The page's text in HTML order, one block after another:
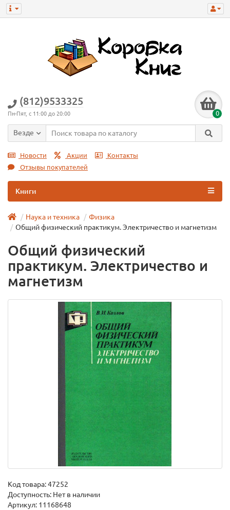
(812)9533325
Пн-Пят, с 11:00 до 20:00 0
Везде
Новости Акции
Контакты
Отзывы покупателей
Книги
Наука и техника
Физика
Общий физический практикум. Электричество и магнетизм
Общий физический
практикум. Электричество и
магнетизм
Код товара:47252
Доступность: Нет в наличии
Артикул: 11168648